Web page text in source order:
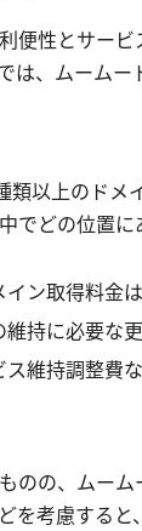
便性とサー
は、ムーム
類以上のドメ
でどの位置に
ン取得料金
維持に必要な
ス維持調整費
のの、ムー
を考慮する